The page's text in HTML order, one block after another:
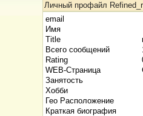
Личный профайл
email
Имя
Title
Всего сообщений
Rating
WEB-Страница
Занятость
Хобби
Гео Расположение
Краткая биография